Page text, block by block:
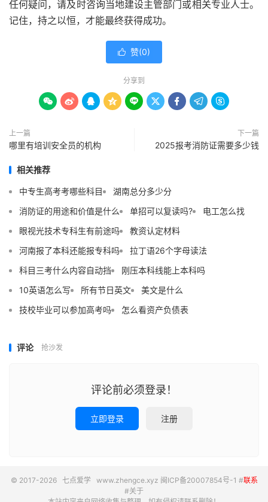
任何疑问，请及时咨询当地建设主管部门或相关专业人士。
记住，持之以恒，才能最终获得成功。
 赞(0)
分享到
        
上一篇
哪里有培训安全员的机构
下一篇
2025报考消防证需要多少钱
相关推荐
中专生高考考哪些科目
湖南总分多少分
消防证的用途和价值是什么
单招可以复读吗?
电工怎么找
眼视光技术专科生有前途吗
教资认定材料
河南报了本科还能报专科吗
拉丁语26个字母读法
科目三考什么内容自动挡
刚压本科线能上本科吗
10英语怎么写
所有节日英文
美文是什么
技校毕业可以参加高考吗
怎么看资产负债表
评论 抢沙发
评论前必须登录！
立即登录 注册
© 2017-2026 七点爱学www.zhengce.xyz 闽ICP备20007854号-1 #联系
#关于